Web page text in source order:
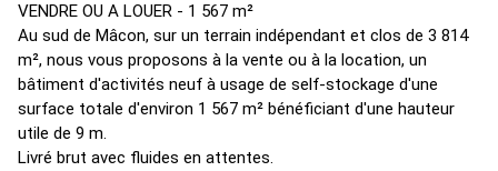
VENDRE OU A LOUER - 1 567 m²
Au sud de Mâcon, sur un terrain indépendant et clos de 3 814
m², nous vous proposons à la vente ou à la location, un
bâtiment d'activités neuf à usage de self-stockage d'une
surface totale d'environ 1 567 m² bénéficiant d'une hauteur
utile de 9 m.
Livré brut avec fluides en attentes.